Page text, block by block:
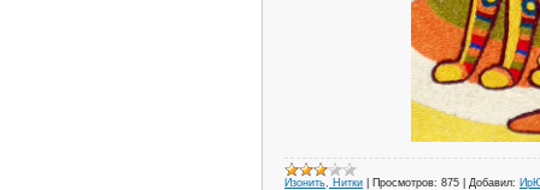
Изонить, Нитки Просмотров: 875 Добавил: